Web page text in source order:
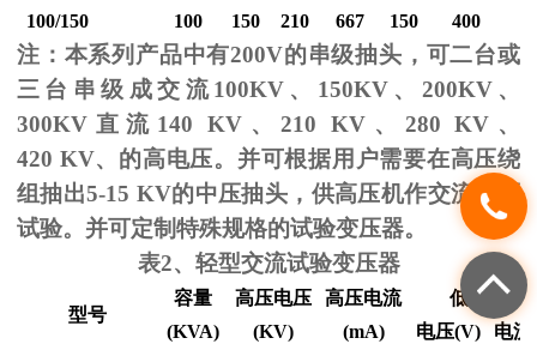
100/150
100 150 210 667 150 400
注：本系列产品中有200V的串级抽头，可二台或
三台串级成交流100KV、 150KV、 200KV、
300KV 直流 140 KV、210 KV 、 280 KV 、
420 KV、的高电压。并可根据用户需要在高压绕
组抽出5-15 KV的中压抽头，供高压机作交流耐压
试验。并可定制特殊规格的试验变压器。
表2、轻型交流试验变压器
型号
容量 高压电压 高压电流
低压输入
(KVA)
(KV) (mA) 电压(V) 电流